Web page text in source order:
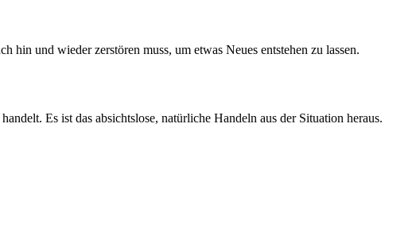
hin und wieder zerstören muss, um etwas Neues entstehen zu lassen.
Es ist das absichtslose, natürliche Handeln aus der Situation heraus.